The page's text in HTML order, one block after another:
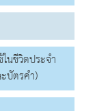
ในชีวิตประจำ
บัตรคำ)